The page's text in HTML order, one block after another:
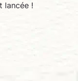
lancée !